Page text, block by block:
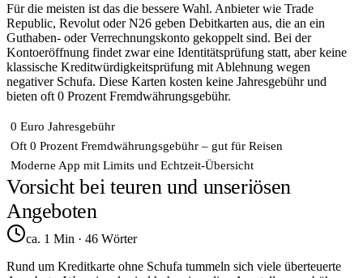
Für die meisten ist das die bessere Wahl. Anbieter wie Trade
Republic, Revolut oder N26 geben Debitkarten aus, die an ein
Guthaben- oder Verrechnungskonto gekoppelt sind. Bei der
Kontoeröffnung findet zwar eine Identitätsprüfung statt, aber keine
klassische Kreditwürdigkeitsprüfung mit Ablehnung wegen
negativer Schufa. Diese Karten kosten keine Jahresgebühr und
bieten oft 0 Prozent Fremdwährungsgebühr.
0 Euro Jahresgebühr
Oft 0 Prozent Fremdwährungsgebühr – gut für Reisen
Moderne App mit Limits und Echtzeit-Übersicht
Vorsicht bei teuren und unseriösen
Angeboten
ca. 1 Min · 46 Wörter
Rund um Kreditkarte ohne Schufa tummeln sich viele überteuerte